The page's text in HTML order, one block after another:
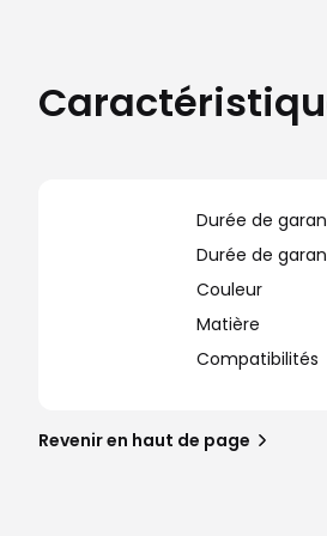
Durée de
Durée de
Couleur
Matière
Compatibilités
Revenir en haut de page